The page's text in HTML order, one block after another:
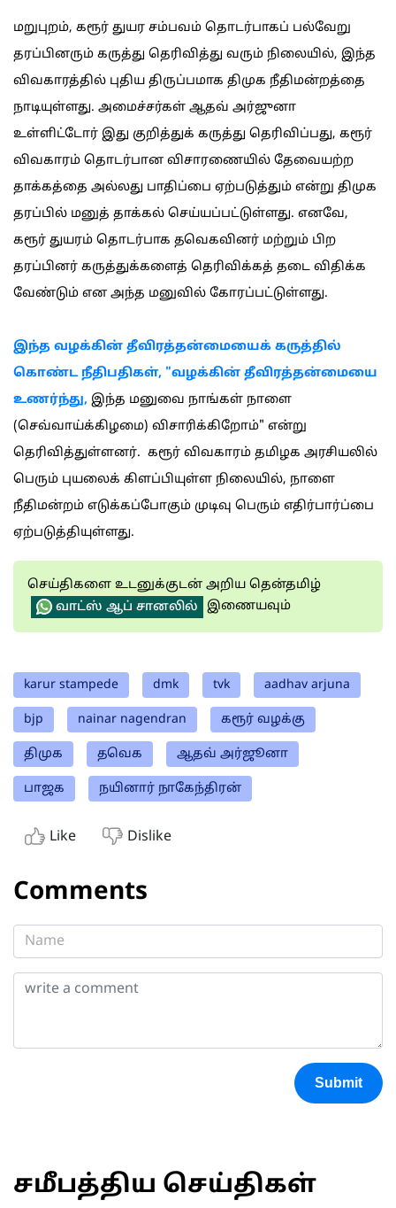
மறுபுறம், கரூர் துயர சம்பவம் தொடர்பாகப் பல்வேறு
தரப்பினரும் கருத்து தெரிவித்து வரும் நிலையில், இந்த
விவகாரத்தில் புதிய திருப்பமாக திமுக நீதிமன்றத்தை
நாடியுள்ளது. அமைச்சர்கள் ஆதவ் அர்ஜுனா
உள்ளிட்டோர் இது குறித்துக் கருத்து தெரிவிப்பது, கரூர்
விவகாரம் தொடர்பான விசாரணையில் தேவையற்ற
தாக்கத்தை அல்லது பாதிப்பை ஏற்படுத்தும் என்று திமுக
தரப்பில் மனுத் தாக்கல் செய்யப்பட்டுள்ளது. எனவே,
கரூர் துயரம் தொடர்பாக தவெகவினர் மற்றும் பிற
தரப்பினர் கருத்துக்களைத் தெரிவிக்கத் தடை விதிக்க
வேண்டும் என அந்த மனுவில் கோரப்பட்டுள்ளது.
இந்த வழக்கின் தீவிரத்தன்மையைக் கருத்தில்
கொண்ட நீதிபதிகள், "வழக்கின் தீவிரத்தன்மையை
உணர்ந்து, இந்த மனுவை நாங்கள் நாளை
(செவ்வாய்க்கிழமை) விசாரிக்கிறோம்" என்று
தெரிவித்துள்ளனர். கரூர் விவகாரம் தமிழக அரசியலில்
பெரும் புயலைக் கிளப்பியுள்ள நிலையில், நாளை
நீதிமன்றம் எடுக்கப்போகும் முடிவு பெரும் எதிர்பார்ப்பை
ஏற்படுத்தியுள்ளது.
செய்திகளை உடனுக்குடன் அறிய தென்தமிழ்
வாட்ஸ் ஆப் சானலில்
இணையவும்
karur stampede dmk tvk aadhav arjuna
bjp nainar nagendran கரூர் வழக்கு
திமுக தவெக ஆதவ் அர்ஜூனா
பாஜக நயினார் நாகேந்திரன்
Like Dislike
Comments
Submit
சமீபத்திய செய்திகள்